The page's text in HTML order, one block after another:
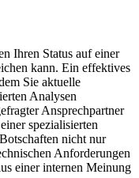
Ihren Status auf einer
kann. Ein effektives
Sie aktuelle
Analysen
Ansprechpartner
spezialisierten
nicht nur
Anforderungen
einer internen Meinung